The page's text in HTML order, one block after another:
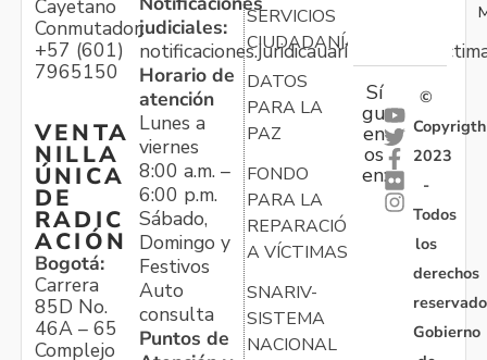
Cayetano
Conmutador:
+57 (601)
7965150
VENTA
NILLA
ÚNICA
DE
RADIC
ACIÓN
Bogotá:
Carrera
85D No.
46A – 65
Complejo
judiciales:
Horario de
atención
Lunes a
viernes
8:00 a.m. –
6:00 p.m.
Sábado,
Domingo y
Festivos
Auto
consulta
Puntos de
SERVICIOS
CIUDADANÍA
DATOS
PARA LA
PAZ
FONDO
PARA LA
REPARACIÓN
A VÍCTIMAS
SNARIV-
SISTEMA
NACIONAL
Sí
gu
en
os
en:
©
Copyrigth
2023
-
Todos
los
derechos
Gobierno